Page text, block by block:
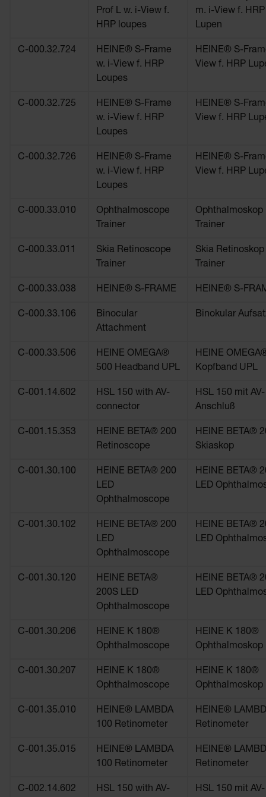
Prof L w. i-View f.
HRP loupes
m. i-View f. HRP
Lupen
C-000.32.724
HEINE® S-Frame
w. i-View f. HRP
Loupes
HEINE® S-
View f. HRP
C-000.32.725
HEINE® S-Frame
w. i-View f. HRP
Loupes
HEINE® S-
View f. HRP
C-000.32.726
HEINE® S-Frame
w. i-View f. HRP
Loupes
HEINE® S-
View f. HRP
C-000.33.010
Ophthalmoscope
Trainer
Ophthalmoskop
Trainer
C-000.33.011
Skia Retinoscope
Trainer
Skia Retinoskop
Trainer
C-000.33.038 HEINE® S-FRAME HEINE® S-
C-000.33.106
Binocular
Attachment
Binokular
C-000.33.506
HEINE OMEGA®
500 Headband UPL
HEINE
Kopfband UPL
C-001.14.602
HSL 150 with AV-
connector
HSL 150 mit AV-
Anschluß
C-001.15.353
HEINE BETA® 200
Retinoscope
HEINE BETA®
Skiaskop
C-001.30.100
HEINE BETA® 200
LED
Ophthalmoscope
HEINE BETA®
LED
C-001.30.102
HEINE BETA® 200
LED
Ophthalmoscope
HEINE BETA®
LED
C-001.30.120
HEINE BETA®
200S LED
Ophthalmoscope
HEINE BETA®
LED
C-001.30.206
HEINE K 180®
Ophthalmoscope
HEINE K 180®
Ophthalmoskop
C-001.30.207
HEINE K 180®
Ophthalmoscope
HEINE K 180®
Ophthalmoskop
C-001.35.010
HEINE® LAMBDA
100 Retinometer
HEINE®
Retinometer
C-001.35.015
HEINE® LAMBDA
100 Retinometer
HEINE®
Retinometer
C-002.14.602
HSL 150 with AV-
HSL 150 mit AV-